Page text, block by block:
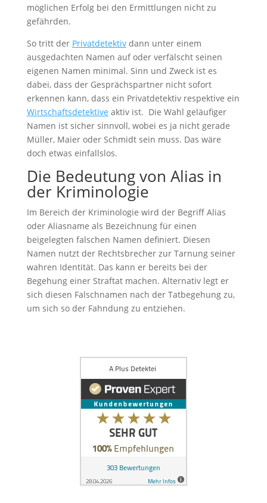
möglichen Erfolg bei den Ermittlungen nicht zu
gefährden.
So tritt der Privatdetektivdann unter einem
ausgedachten Namen auf oder verfälscht seinen
eigenen Namen minimal. Sinn und Zweck ist es
dabei, dass der Gesprächspartner nicht sofort
erkennen kann, dass ein Privatdetektiv respektive ein
Wirtschaftsdetektive aktiv ist. Die Wahl geläufiger
Namen ist sicher sinnvoll, wobei es ja nicht gerade
Müller, Maier oder Schmidt sein muss. Das wäre
doch etwas einfallslos.
Die Bedeutung von Alias in
der Kriminologie
Im Bereich der Kriminologie wird der Begriff Alias
oder Aliasname als Bezeichnung für einen
beigelegten falschen Namen definiert. Diesen
Namen nutzt der Rechtsbrecher zur Tarnung seiner
wahren Identität. Das kann er bereits bei der
Begehung einer Straftat machen. Alternativ legt er
sich diesen Falschnamen nach der Tatbegehung zu,
um sich so der Fahndung zu entziehen.